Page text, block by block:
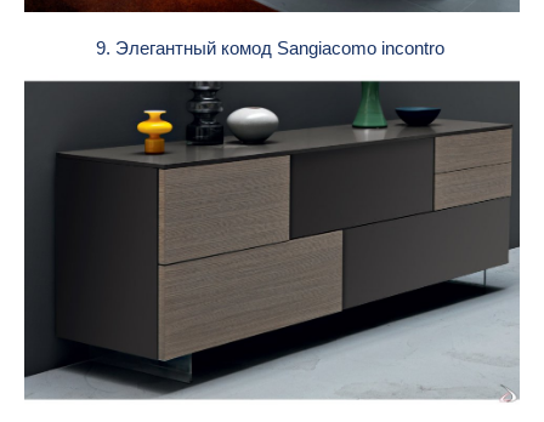
9. Элегантный комод Sangiacomo incontro